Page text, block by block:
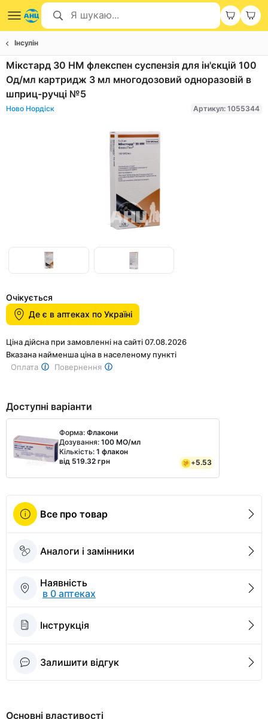
Інсулін
Мікстард 30 НМ флекспен суспензія для ін'єкцій 100
Од/мл картридж 3 мл многодозовий одноразовій в
шприц-ручці №5
Ново Нордіск Артикул: 1055344
Item
of
1
of
2
Очікується
Де є в аптеках по Україні
Ціна дійсна при замовленні на сайті 07.08.2026
Вказана найменша ціна в населеному пункті
Оплата
Повернення
Доступні варіанти
Форма: Флакони
Дозування: 100 МО/мл
Кількість: 1 флакон
від 519.32 грн
+5.53
Все про товар
Аналоги і замінники
Наявність
в 0 аптеках
Інструкція
Залишити відгук
Основні властивості